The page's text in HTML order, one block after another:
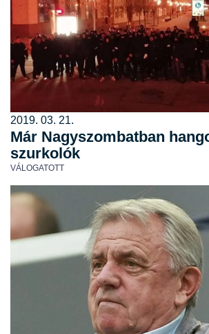
2019. 03. 21.
Már Nagyszombatban
szurkolók
VÁLOGATOTT